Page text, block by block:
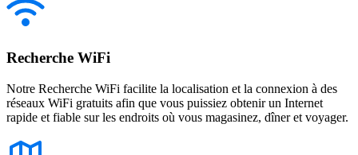
Recherche WiFi
Notre Recherche WiFi facilite la localisation et la connexion à des
réseaux WiFi gratuits afin que vous puissiez obtenir un Internet
rapide et fiable sur les endroits où vous magasinez, dîner et voyager.